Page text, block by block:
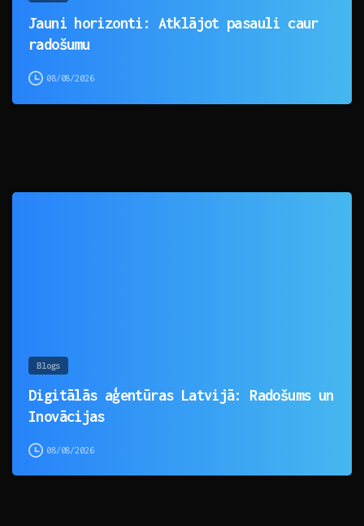
Jauni horizonti: Atklājot pasauli caur
radošumu
08/08/2026
Blogs
Digitālās aģentūras Latvijā: Radošums un
Inovācijas
08/08/2026